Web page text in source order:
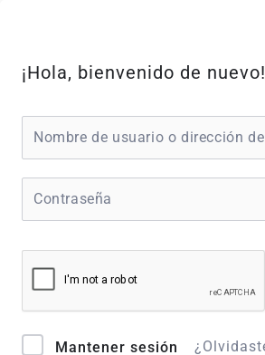
contenido
¡Hola, bienvenido de nuevo!
Mantener sesión